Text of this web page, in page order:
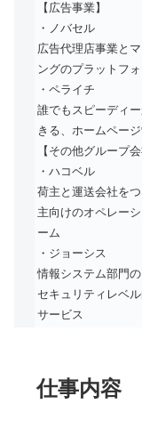
【広告事業】
・ノバセル
広告代理店事業と
ングのプラットフ
・ペライチ
誰でもスピーディ
きる、ホームペー
【その他グループ会
・ハコベル
荷主と運送会社を
主向けのオペレー
ーム
・ジョーシス
情報システム部門
セキュリティレベ
サービス
仕事内容